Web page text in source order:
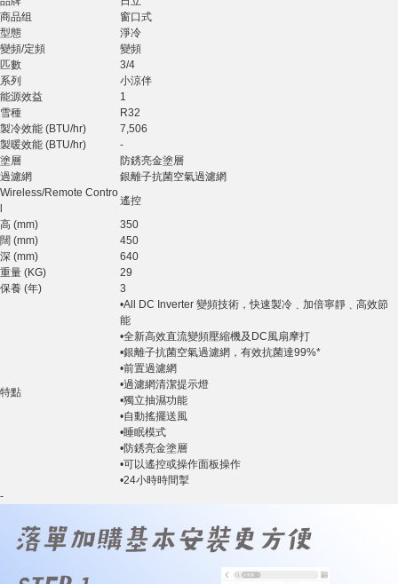
商品组
窗口式
型態
淨冷
變頻/定頻
變頻
匹數
3/4
系列
小涼伴
能源效益
1
雪種
R32
製冷效能 (BTU/hr)
7,506
製暖效能 (BTU/hr)
-
塗層
防銹亮金塗層
過濾網
銀離子抗菌空氣過濾網
Wireless/Remote Contro
遙控
高 (mm)
350
闊 (mm)
450
深 (mm)
640
重量 (KG)
29
保養 (年)
3
特點
•All DC Inverter 變頻技術，快速製冷﹑加倍寧靜﹑高效節
能
•全新高效直流變頻壓縮機及DC風扇摩打
•銀離子抗菌空氣過濾網，有效抗菌達99%*
•前置過濾網
•過濾網清潔提示燈
•獨立抽濕功能
•自動搖擺送風
•睡眠模式
•防銹亮金塗層
•可以遙控或操作面板操作
•24小時時間掣
-